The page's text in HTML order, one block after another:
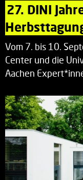
27. DINI
Vom 7. bis 10.
Center und die
Aachen